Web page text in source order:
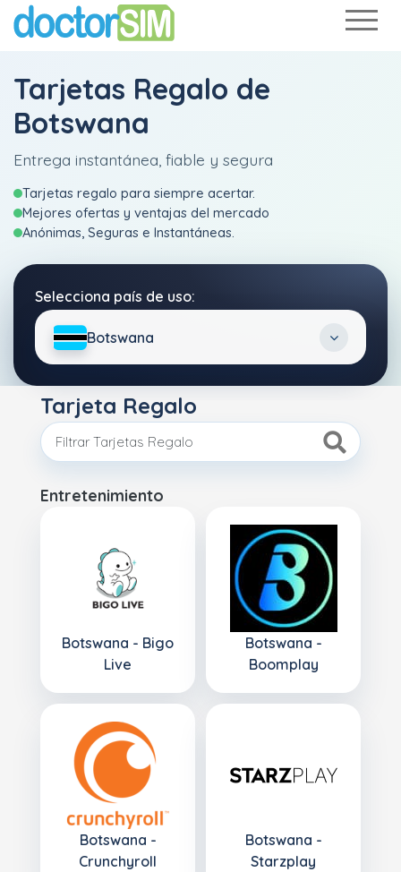
Tarjetas Regalo de
Botswana
Entrega instantánea, fiable y segura
Tarjetas regalo para siempre acertar.
Mejores ofertas y ventajas del mercado
Anónimas, Seguras e Instantáneas.
Selecciona país de uso:
Botswana
Tarjeta Regalo
Entretenimiento
Botswana - Bigo
Live
Botswana -
Boomplay
Botswana -
Crunchyroll
Botswana -
Starzplay